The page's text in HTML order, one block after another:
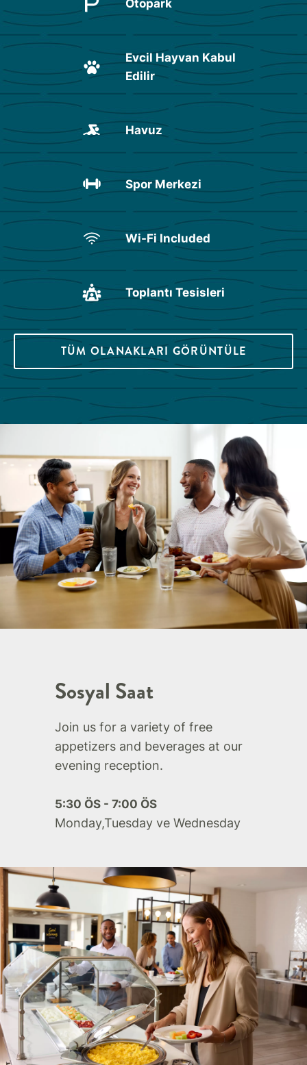
Otopark
Evcil Hayvan Kabul
Edilir
Havuz
Spor Merkezi
Wi-Fi Included
Toplantı Tesisleri
TÜM OLANAKLARI GÖRÜNTÜLE
Sosyal Saat
Join us for a variety of free
appetizers and beverages at our
evening reception.
5:30 ÖS - 7:00 ÖS
Monday,Tuesday ve Wednesday